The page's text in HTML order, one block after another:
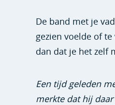
De band met je
gezien voelde of
dan dat je het zelf
Een tijd geleden
merkte dat hij